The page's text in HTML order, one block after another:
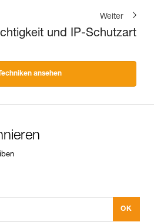
Weiter
und IP-Schutzart
ansehen